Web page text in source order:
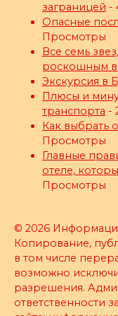
заграницей -
Опасные
Просмотры
Все семь
роскошным
Экскурсия в
Плюсы и
транспорта -
Как выбрать
Просмотры
Главные
отеле,
Просмотры
© 2026
Копирование,
в том числе
возможно
разрешения.
ответственности